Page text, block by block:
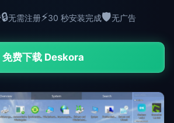
🔒无需注册⚡30 秒安装完成🛡️无广告
免费下载 Deskora